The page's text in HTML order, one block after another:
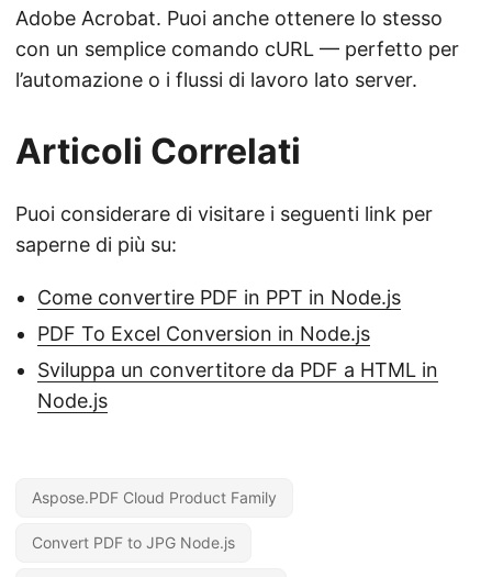
Adobe Acrobat. Puoi anche ottenere lo stesso
con un semplice comando cURL — perfetto per
l’automazione o i flussi di lavoro lato server.
Articoli Correlati
Puoi considerare di visitare i seguenti link per
saperne di più su:
Come convertire PDF in PPT in Node.js
PDF To Excel Conversion in Node.js
Sviluppa un convertitore da PDF a HTML in
Node.js
Aspose.PDF Cloud Product Family
Convert PDF to JPG Node.js